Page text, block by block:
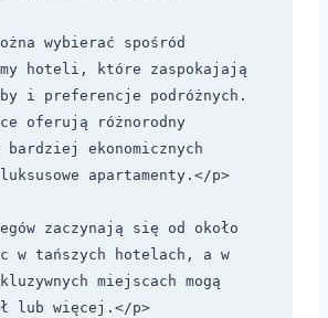
wybierać spośród
hoteli, które zaspokajają
i preferencje podróżnych.
oferują różnorodny
ekonomicznych
apartamenty.</p>
zaczynają się od około
w tańszych hotelach, a w
miejscach mogą
lub więcej.</p>